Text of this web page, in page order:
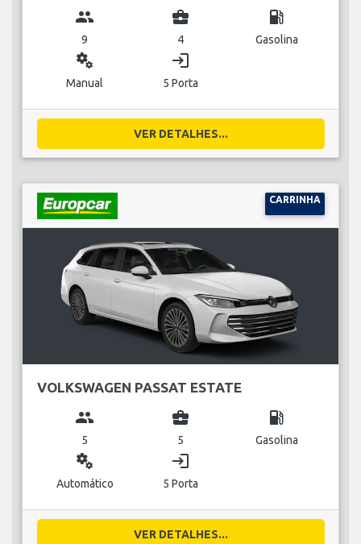
group
9
business_center
4
local_gas_station
Gasolina
miscellaneous_services
Manual
login
5 Porta
VER DETALHES...
CARRINHA
VOLKSWAGEN PASSAT ESTATE
group
5
business_center
5
local_gas_station
Gasolina
miscellaneous_services
Automático
login
5 Porta
VER DETALHES...